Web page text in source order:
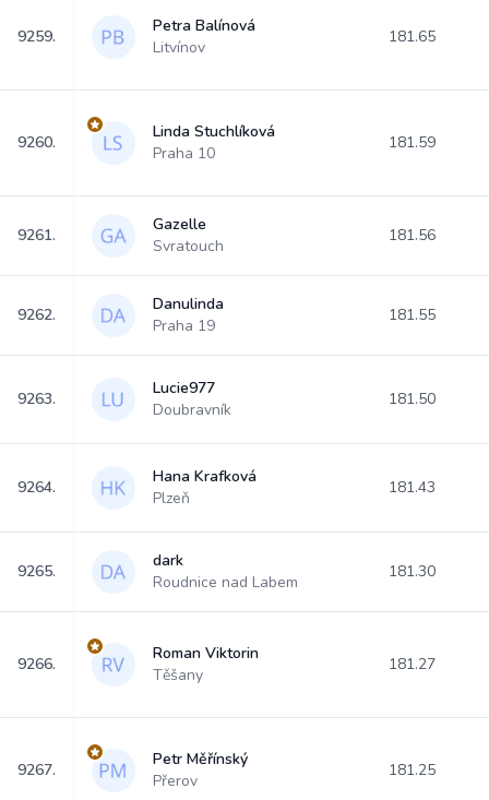
9259.
Petra Balínová
Litvínov
181.65
9260.
Linda Stuchlíková
Praha 10
181.59
9261.
Gazelle
Svratouch
181.56
9262.
Danulinda
Praha 19
181.55
9263.
Lucie977
Doubravník
181.50
9264.
Hana Krafková
Plzeň
181.43
9265.
dark
Roudnice nad Labem
181.30
9266.
Roman Viktorin
Těšany
181.27
9267.
Petr Měřínský
Přerov
181.25